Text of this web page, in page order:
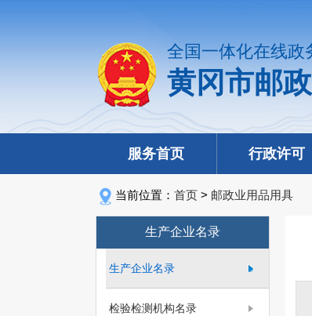
全国一体化在线政
黄冈市邮
服务首页 行政许可
当前位置： 首页 > 邮政业用品用具
生产企业名录
生产企业名录
检验检测机构名录